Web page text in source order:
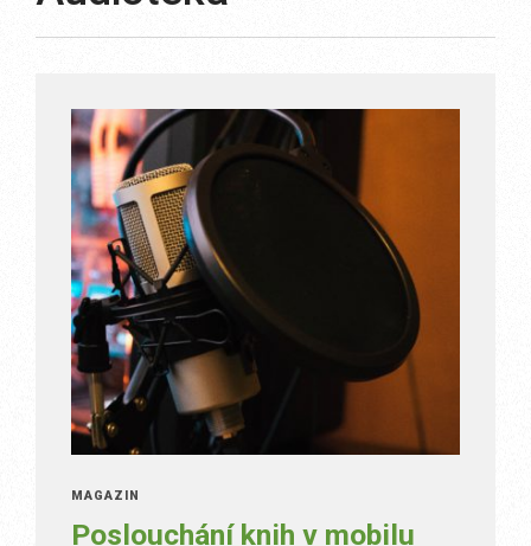
MAGAZÍN
Poslouchání knih v mobilu